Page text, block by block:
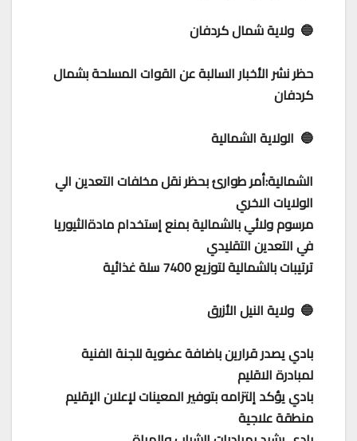
🔵 ولاية شمال كردفان
حظر نشر الأخبار السالبة عن القوات المسلحة بشمال
كردفان
🔵 الولاية الشمالية
الشمالية:أمر طوارئ بحظر نقل مخلفات التعدين الي
الولايات الاخري
مرسوم ولائي بالشمالية بمنع إستخدام مادةالثيوريا
في التعدين التقليدي
ترتيبات بالشمالية لتوزيع 7400 سلة غذائية
🔵 ولاية النيل الأزرق
بادي يصدر قرارين باضافة عضوية للجنة الفنية
لمبادرة الاقليم
بادي يؤكد إلتزامه بتوفير المعينات لإعلان الإقليم
منطقة علاجية